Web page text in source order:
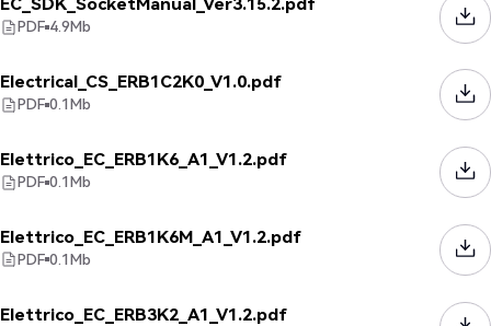
EC_SDK_SocketManual_Ver3.15.2.pdf
PDF 4.9Mb
Electrical_CS_ERB1C2K0_V1.0.pdf
PDF 0.1Mb
Elettrico_EC_ERB1K6_A1_V1.2.pdf
PDF 0.1Mb
Elettrico_EC_ERB1K6M_A1_V1.2.pdf
PDF 0.1Mb
Elettrico_EC_ERB3K2_A1_V1.2.pdf